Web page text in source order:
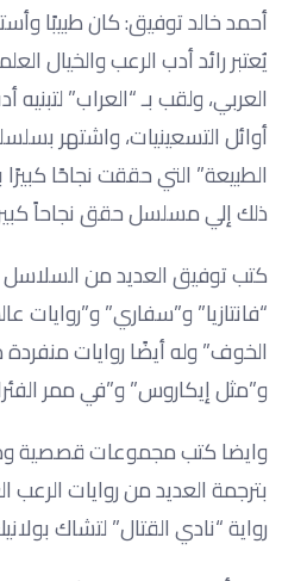
أحمد خالد توفيق: كان طبيبًا
يُعتبر رائد أدب الرعب والخيال
العربي، ولقب بـ “العراب”
أوائل التسعينيات، واشتهر
الطبيعة” التي حققت نجاحًا
ذلك إلي مسلسل حقق نجاحاً
كتب توفيق العديد من السلاسل
“فانتازيا” و”سفاري” و”روايات
الخوف” وله أيضًا روايات منفردة
و”مثل إيكاروس” و”في ممر
وايضا كتب مجموعات قصصية
بترجمة العديد من روايات الرعب
رواية “نادي القتال” لتشاك